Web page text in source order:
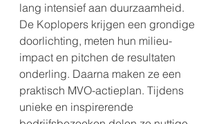
lang intensief aan duurzaamheid.
De Koplopers krijgen een grondige
doorlichting, meten hun milieu-
impact en pitchen de resultaten
onderling. Daarna maken ze een
praktisch MVO-actieplan. Tijdens
unieke en inspirerende